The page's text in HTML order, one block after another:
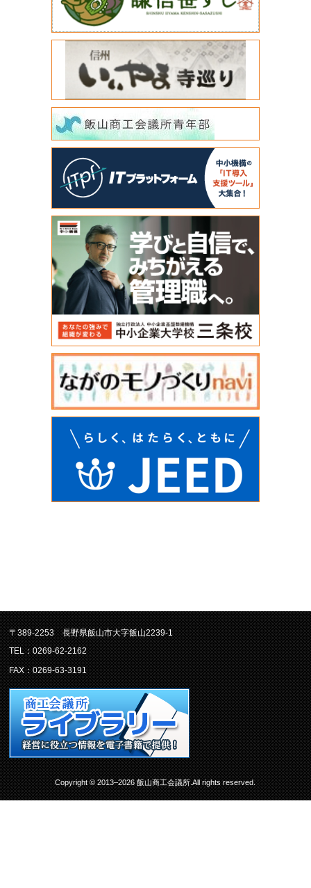
〒389-2253 長野県飯山市大字飯山2239-1
TEL：0269-62-2162
FAX：0269-63-3191
Copyright © 2013–2026 飯山商工会議所.All rights reserved.